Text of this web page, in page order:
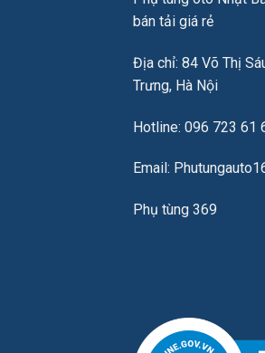
bán tải giá rẻ
Địa chỉ: 84 Võ Thị
Trưng, Hà Nội
Hotline: 096 723 61
Email:
Phụ tùng 369